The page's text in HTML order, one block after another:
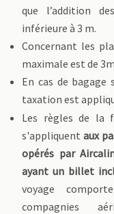
que l’addition
inférieure à 3 m.
Concernant les
maximale est de
En cas de
taxation est
Les règles de la
s'appliquent aux
opérés par
ayant un billet
voyage
compagnies